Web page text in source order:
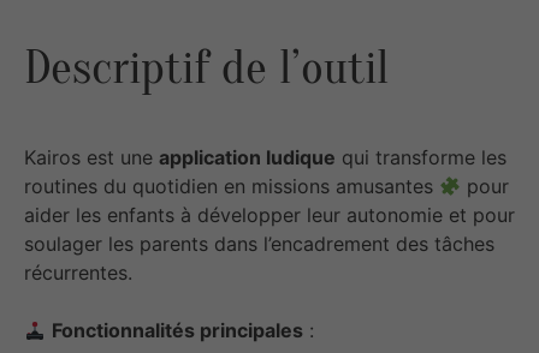
Descriptif de l’outil
Kairos est une application ludique qui transforme les
routines du quotidien en missions amusantes
pour
aider les enfants à développer leur autonomie et pour
soulager les parents dans l’encadrement des tâches
récurrentes.
Fonctionnalités principales :